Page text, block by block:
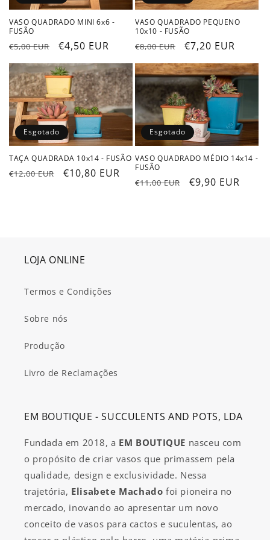
:
VASO QUADRADO MINI 6x6 -
FUSÃO
Preço
normal
€5,00 EUR
Preço
de
saldo
€4,50 EUR
VASO QUADRADO PEQUENO
10x10 - FUSÃO
Preço
normal
€8,00 EUR
Preço
de
saldo
€7,20 EUR
Esgotado
TAÇA QUADRADA 10x14 - FUSÃO
Preço
€12,00 EUR
Preço
€10,80 EUR
Esgotado
VASO QUADRADO MÉDIO 14x14 -
FUSÃO
Preço
€11,00 EUR
Preço
€9,90 EUR
LOJA ONLINE
Termos e Condições
Sobre nós
Produção
Livro de Reclamações
EM BOUTIQUE - SUCCULENTS AND POTS, LDA
Fundada em 2018, a EM BOUTIQUE nasceu com
o propósito de criar vasos que primassem pela
qualidade, design e exclusividade. Nessa
trajetória, Elisabete Machadofoi pioneira no
mercado, inovando ao apresentar um novo
conceito de vasos para cactos e suculentas, ao